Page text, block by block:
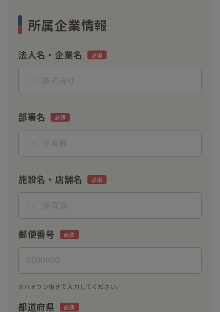
所属企業情報
法人名・企業名
部署名
施設名・店舗名
郵便番号
※ハイフン抜きで入力してください。
都道府県